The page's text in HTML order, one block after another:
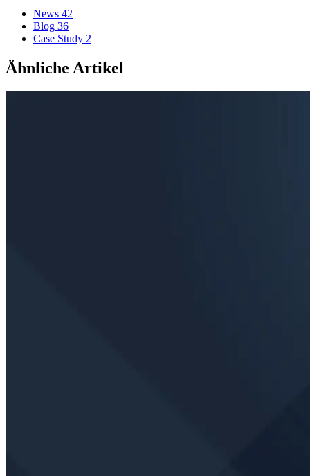
News 42
Blog 36
Case Study 2
Ähnliche Artikel